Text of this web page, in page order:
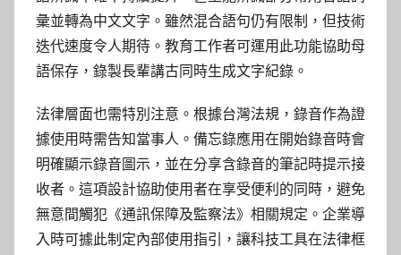
彙並轉為中文文字。雖然混合語句仍有限制，但技術
迭代速度令人期待。教育工作者可運用此功能協助母
語保存，錄製長輩講古同時生成文字紀錄。
法律層面也需特別注意。根據台灣法規，錄音作為證
據使用時需告知當事人。備忘錄應用在開始錄音時會
明確顯示錄音圖示，並在分享含錄音的筆記時提示接
收者。這項設計協助使用者在享受便利的同時，避免
無意間觸犯《通訊保障及監察法》相關規定。企業導
入時可據此制定內部使用指引，讓科技工具在法律框